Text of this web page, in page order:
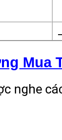
Mua
nghe